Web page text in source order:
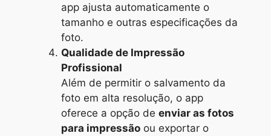
app ajusta automaticamente o
tamanho e outras especificações da
foto.
Qualidade de Impressão
Profissional
Além de permitir o salvamento da
foto em alta resolução, o app
oferece a opção de enviar as fotos
para impressão ou exportar o